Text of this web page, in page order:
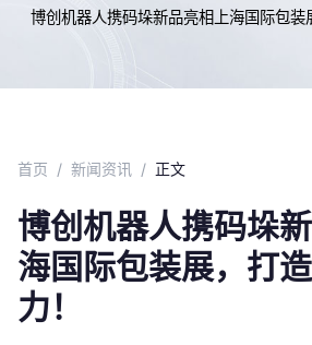
博创机器人携码垛新品亮相上海国际包装
首页 / 新闻资讯 / 正文
博创机器人携码垛
海国际包装展，打
力！